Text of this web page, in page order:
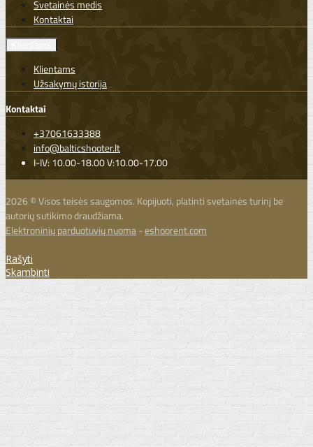
Svetainės medis
Kontaktai
Klientams
Užsakymų istorija
Kontaktai
+37061633388
info@balticshooter.lt
I-IV: 10.00-18.00 V:10.00-17.00
2026 © Visos teisės saugomos. Kopijuoti, platinti svetainės turinį be
autorių sutikimo draudžiama.
Elektroninių parduotuvių nuoma-eshoprent.com
Rašyti
Skambinti